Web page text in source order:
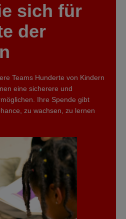
sich für
der
Teams Hunderte von Kindern
eine sicherere und
Ihre Spende gibt
zu wachsen, zu lernen